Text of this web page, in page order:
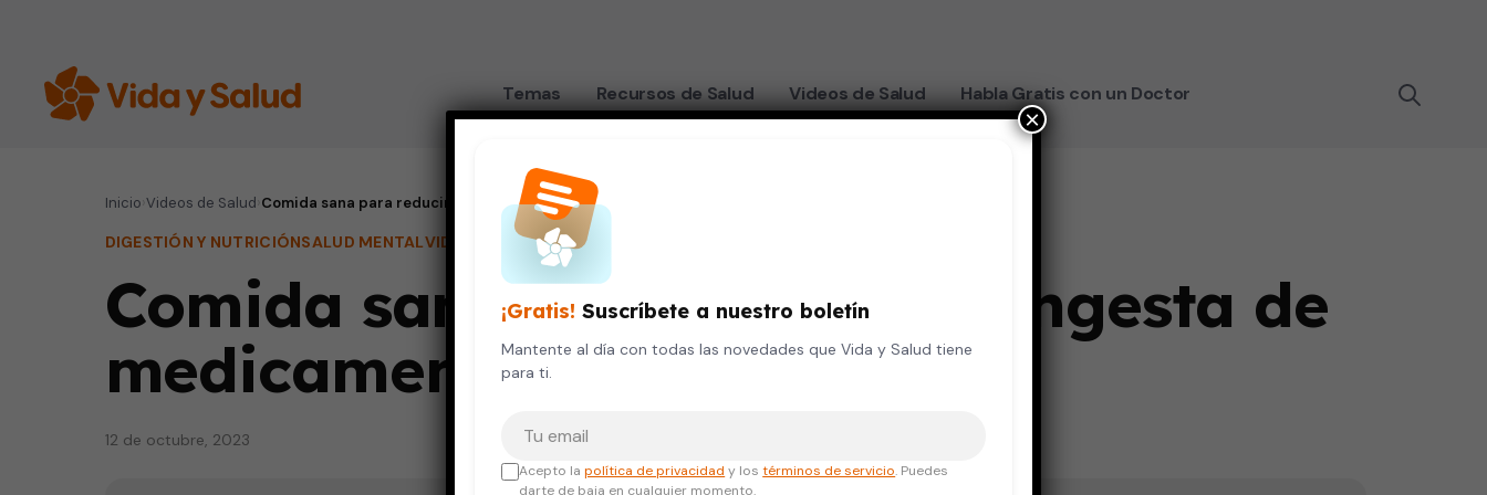
Temas Recursos de Salud Videos de Salud Habla Gratis con un Doctor
Inicio Videos de Salud Comida sana para reducir la ingesta de medicamentos
DIGESTIÓN Y NUTRICIÓNSALUD MENTALVIDA SALUDABLE
Comida sana para reducir la ingesta de
medicamentos
12 de octubre, 2023
¡Gratis! Suscríbete a nuestro boletín
Mantente al día con todas las novedades que Vida y Salud tiene
para ti.
Acepto lapolítica de privacidad y lostérminos de servicio. Puedes
darte de baja en cualquier momento.
×